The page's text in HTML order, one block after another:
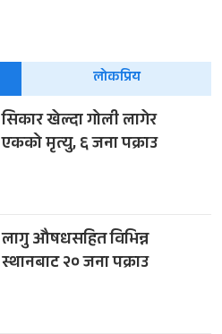
लोकप्रिय
सिकार खेल्दा गोली लागेर
एकको मृत्यु, ६ जना पक्राउ
लागु औषधसहित विभिन्न
स्थानबाट २० जना पक्राउ